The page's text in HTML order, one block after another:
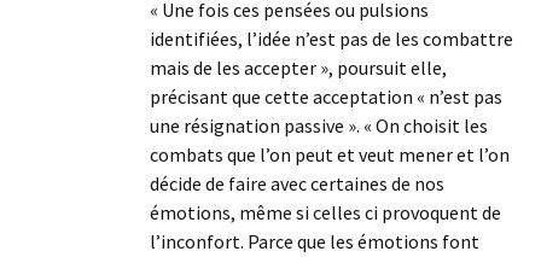
« Une fois ces pensées ou pulsions
identifiées, l’idée n’est pas de les combattre
mais de les accepter », poursuit elle,
précisant que cette acceptation « n’est pas
une résignation passive ». « On choisit les
combats que l’on peut et veut mener et l’on
décide de faire avec certaines de nos
émotions, même si celles ci provoquent de
l’inconfort. Parce que les émotions font